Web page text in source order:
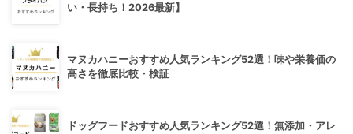
い・長持ち！2026最新】
マヌカハニーおすすめ人気ランキング52選！味や栄養価の
高さを徹底比較・検証
ドッグフードおすすめ人気ランキング52選！無添加・アレ